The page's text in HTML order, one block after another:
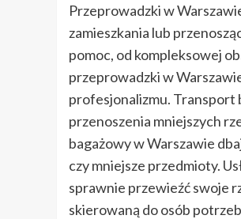
Przeprowadzki w
zamieszkania lub
pomoc, od kompleksowej
przeprowadzki w
profesjonalizmu. Transport
przenoszenia mniejszych
bagażowy w Warszawie
czy mniejsze przedmioty.
sprawnie przewieźć swoje
skierowaną do osób